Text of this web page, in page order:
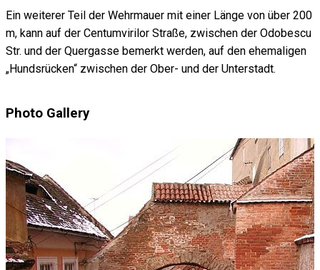
Ein weiterer Teil der Wehrmauer mit einer Länge von über 200
m, kann auf der Centumvirilor Straße, zwischen der Odobescu
Str. und der Quergasse bemerkt werden, auf den ehemaligen
„Hundsrücken“ zwischen der Ober- und der Unterstadt.
Photo Gallery